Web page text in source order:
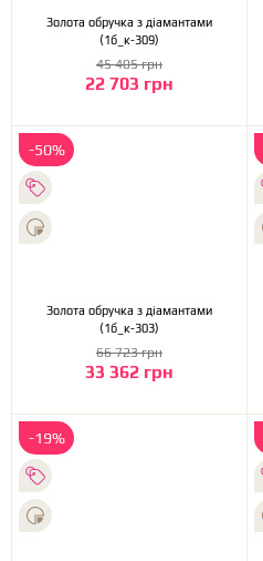
Золота обручка з діамантами
(1б_к-309)
22 703 грн
45 405 грн
-50%
Золота обручка з діамантами
(1б_к-303)
33 362 грн
66 723 грн
-19%